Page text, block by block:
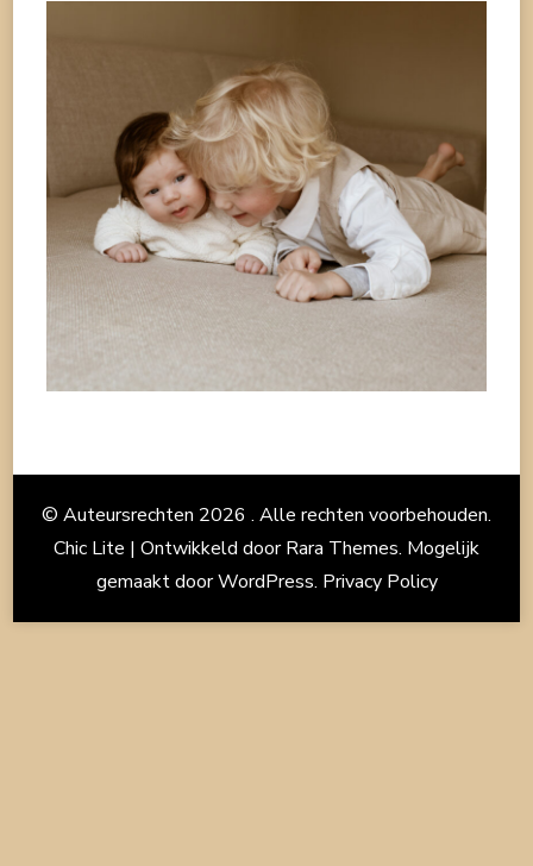
© Auteursrechten 2026 . Alle rechten voorbehouden.
Chic Lite | Ontwikkeld doorRara Themes. Mogelijk
gemaakt doorWordPress. Privacy Policy